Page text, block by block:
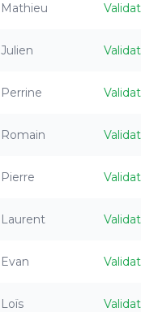
Mathieu
Julien
Perrine
Romain
Pierre
Laurent
Evan
Loïs